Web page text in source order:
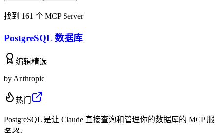
找到 161 个 MCP Server
PostgreSQL 数据库
编辑精选
by Anthropic
热门
PostgreSQL 是让 Claude 直接查询和管理你的数据库的 MCP 服